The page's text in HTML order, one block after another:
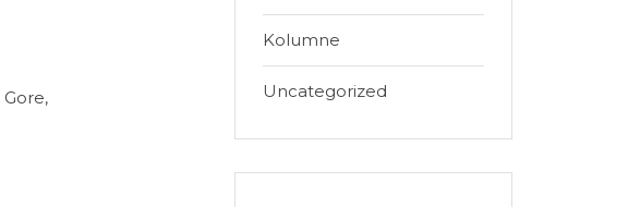
Kolumne
Uncategorized